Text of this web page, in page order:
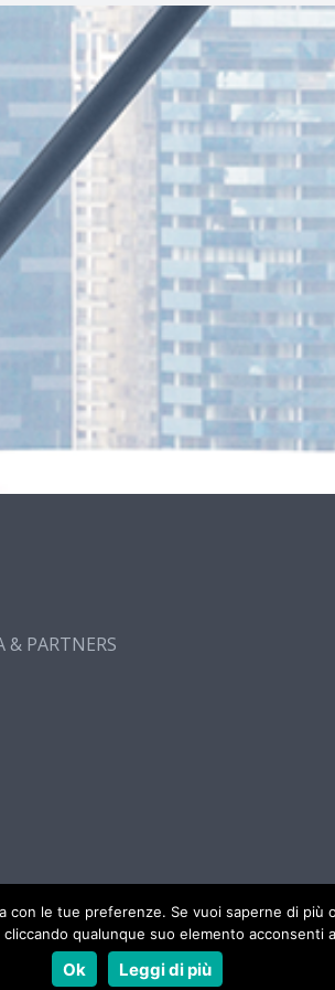
& PARTNERS
Progetti Custom
le tue preferenze. Se vuoi saperne di
qualunque suo elemento acconsenti
Ok Leggi di più